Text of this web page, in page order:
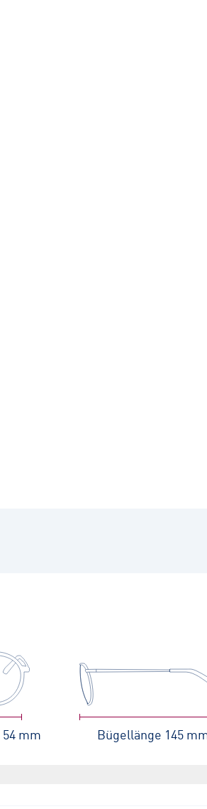
54 mm Bügellänge 145